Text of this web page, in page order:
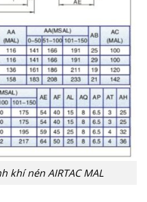
khí nén AIRTAC MAL